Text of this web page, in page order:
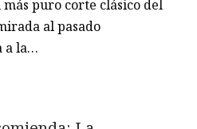
puro corte clásico del
al pasado
a la…